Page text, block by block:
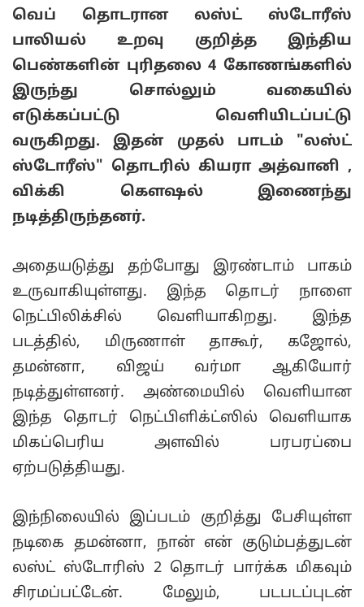
வெப் தொடரான லஸ்ட் ஸ்டோரீஸ்
பாலியல் உறவு குறித்த இந்திய
பெண்களின் புரிதலை 4 கோணங்களில்
இருந்து சொல்லும் வகையில்
எடுக்கப்பட்டு வெளியிடப்பட்டு
வருகிறது. இதன் முதல் பாடம் "லஸ்ட்
ஸ்டோரீஸ்" தொடரில் கியரா அத்வானி ,
விக்கி கௌஷல் இணைந்து
நடித்திருந்தனர்.
அதையடுத்து தற்போது இரண்டாம் பாகம்
உருவாகியுள்ளது. இந்த தொடர் நாளை
நெட்பிலிக்சில் வெளியாகிறது. இந்த
படத்தில், மிருணாள் தாகூர், கஜோல்,
தமன்னா, விஜய் வர்மா ஆகியோர்
நடித்துள்ளனர். அண்மையில் வெளியான
இந்த தொடர் நெட்பிளிக்ட்ஸில் வெளியாக
மிகப்பெரிய அளவில் பரபரப்பை
ஏற்படுத்தியது.
இந்நிலையில் இப்படம் குறித்து பேசியுள்ள
நடிகை தமன்னா, நான் என் குடும்பத்துடன்
லஸ்ட் ஸ்டோரிஸ் 2 தொடர் பார்க்க மிகவும்
சிரமப்பட்டேன். மேலும், படபடப்புடன்